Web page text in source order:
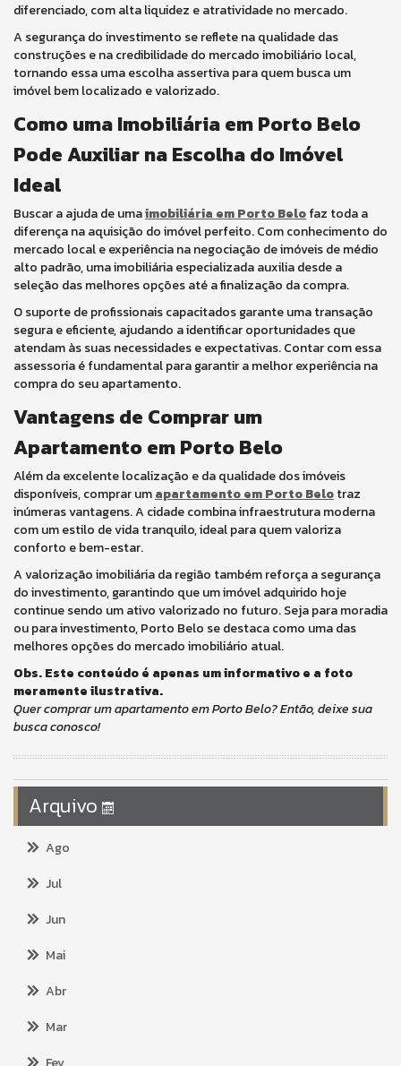
diferenciado, com alta liquidez e atratividade no mercado.
A segurança do investimento se reflete na qualidade das
construções e na credibilidade do mercado imobiliário local,
tornando essa uma escolha assertiva para quem busca um
imóvel bem localizado e valorizado.
Como uma Imobiliária em Porto Belo
Pode Auxiliar na Escolha do Imóvel
Ideal
Buscar a ajuda de umaimobiliária em Porto Belofaz toda a
diferença na aquisição do imóvel perfeito. Com conhecimento do
mercado local e experiência na negociação de imóveis de médio
alto padrão, uma imobiliária especializada auxilia desde a
seleção das melhores opções até a finalização da compra.
O suporte de profissionais capacitados garante uma transação
segura e eficiente, ajudando a identificar oportunidades que
atendam às suas necessidades e expectativas. Contar com essa
assessoria é fundamental para garantir a melhor experiência na
compra do seu apartamento.
Vantagens de Comprar um
Apartamento em Porto Belo
Além da excelente localização e da qualidade dos imóveis
disponíveis, comprar umapartamento em Porto Belotraz
inúmeras vantagens. A cidade combina infraestrutura moderna
com um estilo de vida tranquilo, ideal para quem valoriza
conforto e bem-estar.
A valorização imobiliária da região também reforça a segurança
do investimento, garantindo que um imóvel adquirido hoje
continue sendo um ativo valorizado no futuro. Seja para moradia
ou para investimento, Porto Belo se destaca como uma das
melhores opções do mercado imobiliário atual.
Obs. Este conteúdo é apenas um informativo e a foto
meramente ilustrativa.
Quer comprar um apartamento em Porto Belo? Então, deixe sua
busca conosco!
Arquivo
Ago
Jul
Jun
Mai
Abr
Mar